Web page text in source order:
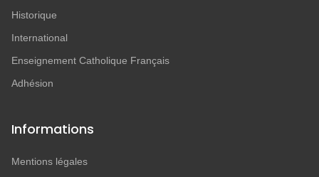
Historique
International
Enseignement Catholique Français
Adhésion
Informations
Mentions légales